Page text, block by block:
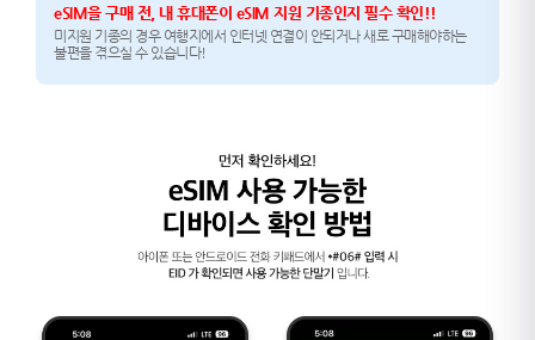
eSIM을 구매 전, 내 휴대폰이 eSIM 지원 기종인지 필수 확인!!
미지원 기종의 경우 여행지에서 인터넷 연결이 안되거나 새로 구매해야하는
불편을 겪으실 수 있습니다!